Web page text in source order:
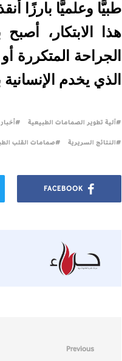
طبيًّا وعلميًّا بارزًا
هذا الابتكار،
الجراحة المتكررة
الذي يخدم الإنسانية
آلية تطوير الصمامات الطبيعية
النتائج السريرية صمامات القلب
FACEBOOK
Previous